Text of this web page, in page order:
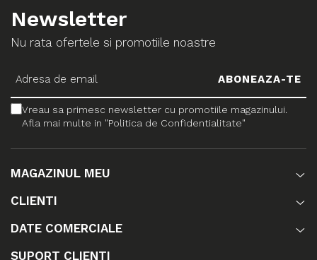
Newsletter
Nu rata ofertele si promotiile noastre
Vreau sa primesc newsletter cu promotiile magazinului.
Afla mai multe in "Politica de Confidentialitate"
MAGAZINUL MEU
CLIENTI
DATE COMERCIALE
SUPORT CLIENTI